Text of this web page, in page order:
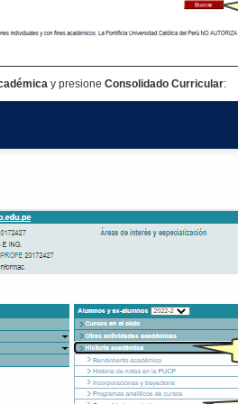
y presione Consolidado Curricular: